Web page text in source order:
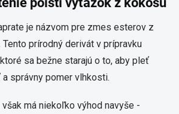
je názvom pre zmes esterov z
Tento prírodný derivát v prípravku
sa bežne starajú o to, aby pleť
správny pomer vlhkosti.
má niekoľko výhod navyše -